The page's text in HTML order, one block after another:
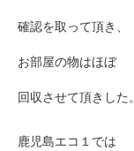
確認を取って頂き、
お部屋の物はほぼ
回収させて頂きした。
鹿児島エコ１では